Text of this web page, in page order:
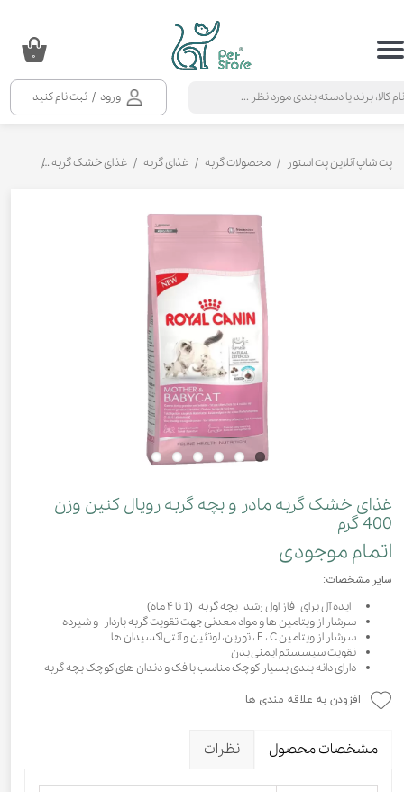
ورود / ثبت نام کنید
حساب کاربری من
خروج از حساب کاربری
۰
پت شاپ آنلاین پت استور محصولات گربه غذای گربه غذای خشک گربه
غذای خشک گربه مادر و بچه گربه رویال کنین وزن
400 گرم
اتمام موجودی
سایر مشخصات:
ایده آل برای فاز اول رشد بچه گربه (1 تا ۴ ماه)
سرشار از ویتامین ها و مواد معدنی جهت تقویت گربه باردار و شیرده
سرشار از ویتامین E ، C ، تورین، لوتئین و آنتی اکسیدان ها
تقویت سیسستم ایمنی بدن
دارای دانه بندی بسیار کوچک مناسب با فک و دندان های کوچک بچه گربه
افزودن به علاقه مندی ها
مشخصات محصول نظرات